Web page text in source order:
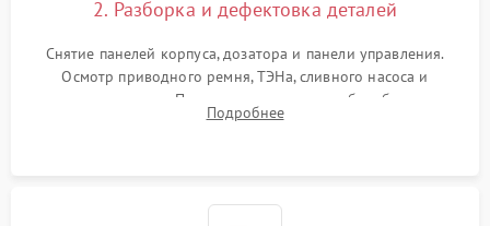
2. Разборка и дефектовка деталей
Снятие панелей корпуса, дозатора и панели управления.
Осмотр приводного ремня, ТЭНа, сливного насоса и
амортизаторов. Проверка подшипников барабана и
крестовины на износ, а манжеты люка на разрывы.
Подробнее